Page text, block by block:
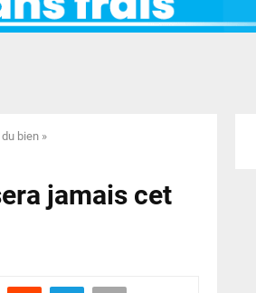
bien »
jamais cet